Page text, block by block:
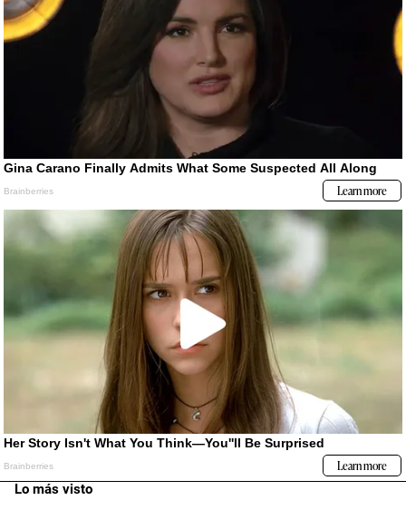
Lo más visto